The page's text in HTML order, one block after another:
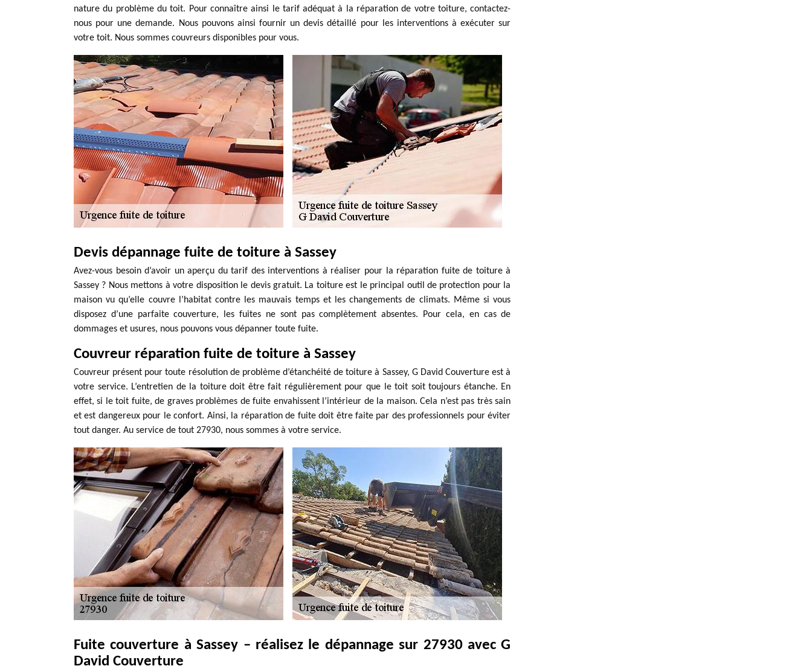
nature du problème du toit. Pour connaître ainsi le tarif adéquat à la réparation de votre toiture, contactez-
nous pour une demande. Nous pouvons ainsi fournir un devis détaillé pour les interventions à exécuter sur
votre toit. Nous sommes couvreurs disponibles pour vous.
Devis dépannage fuite de toiture à Sassey
Avez-vous besoin d’avoir un aperçu du tarif des interventions à réaliser pour la réparation fuite de toiture à
Sassey ? Nous mettons à votre disposition le devis gratuit. La toiture est le principal outil de protection pour la
maison vu qu’elle couvre l’habitat contre les mauvais temps et les changements de climats. Même si vous
disposez d’une parfaite couverture, les fuites ne sont pas complètement absentes. Pour cela, en cas de
dommages et usures, nous pouvons vous dépanner toute fuite.
Couvreur réparation fuite de toiture à Sassey
Couvreur présent pour toute résolution de problème d’étanchéité de toiture à Sassey, G David Couverture est à
votre service. L’entretien de la toiture doit être fait régulièrement pour que le toit soit toujours étanche. En
effet, si le toit fuite, de graves problèmes de fuite envahissent l’intérieur de la maison. Cela n’est pas très sain
et est dangereux pour le confort. Ainsi, la réparation de fuite doit être faite par des professionnels pour éviter
tout danger. Au service de tout 27930, nous sommes à votre service.
Fuite couverture à Sassey – réalisez le dépannage sur 27930 avec G
David Couverture